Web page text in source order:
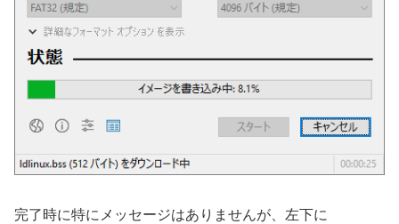
完了時に特にメッセージはありませんが、左下に